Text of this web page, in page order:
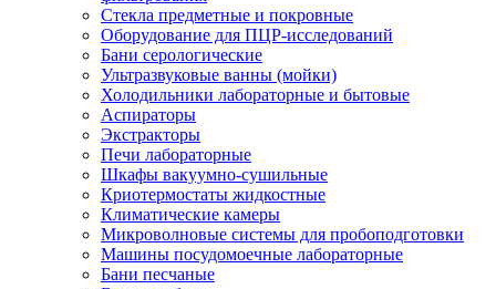
Стекла предметные и покровные
Оборудование для ПЦР-исследований
Бани серологические
Ультразвуковые ванны (мойки)
Холодильники лабораторные и бытовые
Аспираторы
Экстракторы
Печи лабораторные
Шкафы вакуумно-сушильные
Криотермостаты жидкостные
Климатические камеры
Микроволновые системы для пробоподготовки
Машины посудомоечные лабораторные
Бани песчаные